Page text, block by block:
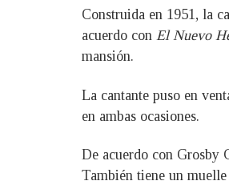
Construida en 1951, la
acuerdo con El Nuevo
mansión.
La cantante puso en
en ambas ocasiones.
De acuerdo con Grosby
También tiene un